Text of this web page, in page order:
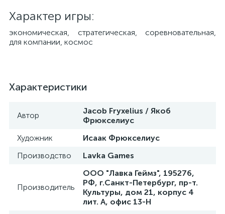
Характер игры:
экономическая, стратегическая, соревновательная,
для компании, космос
Характеристики
Автор
Jacob Fryxelius / Якоб
Фрюкселиус
Художник
Исаак Фрюкселиус
Производство
Lavka Games
Производитель
ООО "Лавка Геймз", 195276,
РФ, г.Санкт-Петербург, пр-т.
Культуры, дом 21, корпус 4
лит. А, офис 13-Н